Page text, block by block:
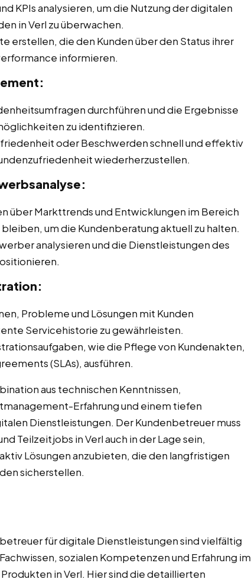
KPIs analysieren, um die Nutzung der digitalen
in Verl zu überwachen.
erstellen, die den Kunden über den Status ihrer
informieren.
durchführen und die Ergebnisse
zu identifizieren.
oder Beschwerden schnell und effektiv
wiederherzustellen.
über Markttrends und Entwicklungen im Bereich
um die Kundenberatung aktuell zu halten.
analysieren und die Dienstleistungen des
Probleme und Lösungen mit Kunden
Servicehistorie zu gewährleisten.
wie die Pflege von Kundenakten,
(SLAs), ausführen.
aus technischen Kenntnissen,
Erfahrung und einem tiefen
Dienstleistungen. Der Kundenbetreuer muss
Teilzeitjobs in Verl auch in der Lage sein,
Lösungen anzubieten, die den langfristigen
sicherstellen.
für digitale Dienstleistungen sind vielfältig
sozialen Kompetenzen und Erfahrung im
in Verl. Hier sind die detaillierten